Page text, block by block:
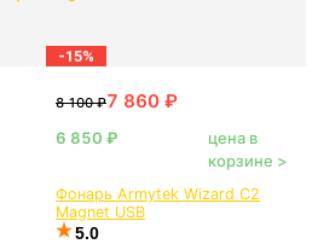
-15%
цена в
корзине >
Фонарь Armytek Wizard C2
Magnet USB
5.0